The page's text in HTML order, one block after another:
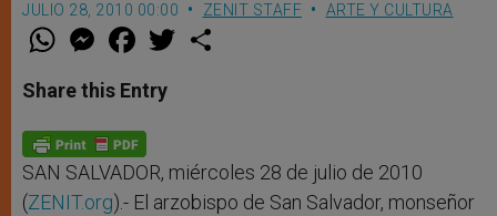
JULIO 28, 2010 00:00 ZENIT STAFF ARTE Y CULTURA
W
t
s
p
p
M
e
s
e
g
e
r
F
a
e
b
o
k
w
Share this Entry
SAN SALVADOR, miércoles 28 de julio de 2010
(ZENIT.org).- El arzobispo de San Salvador, monseñor